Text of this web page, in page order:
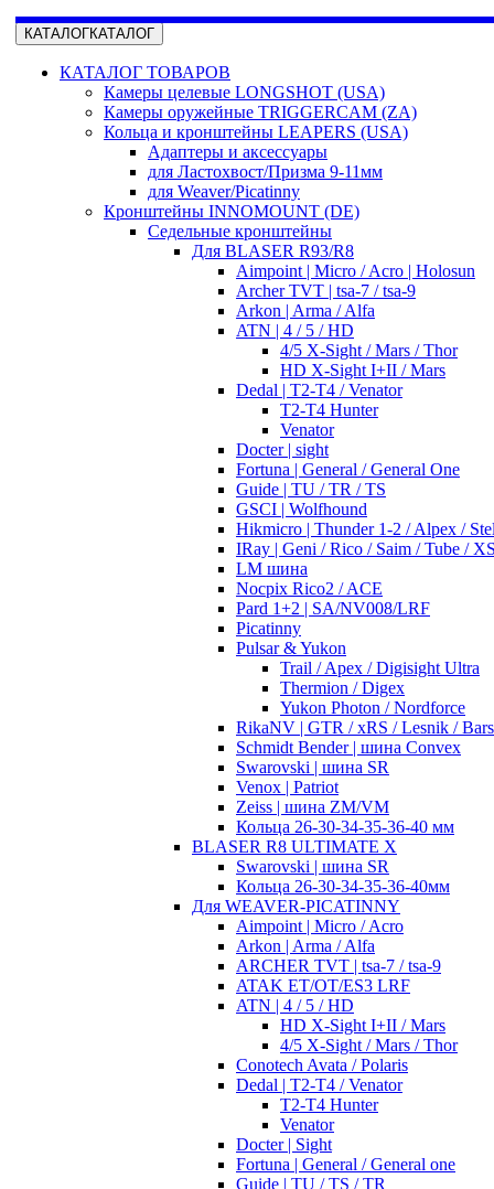
КАТАЛОГКАТАЛОГ
КАТАЛОГ ТОВАРОВ
Камеры целевые LONGSHOT (USA)
Камеры оружейные TRIGGERCAM (ZA)
Кольца и кронштейны LEAPERS (USA)
Адаптеры и аксессуары
для Ластохвост/Призма 9-11мм
для Weaver/Picatinny
Кронштейны INNOMOUNT (DE)
Седельные кронштейны
Для BLASER R93/R8
Aimpoint | Micro / Acro | Holosun
Archer TVT | tsa-7 / tsa-9
Arkon | Arma / Alfa
ATN | 4 / 5 / HD
4/5 X-Sight / Mars / Thor
HD X-Sight I+II / Mars
Dedal | T2-T4 / Venator
T2-T4 Hunter
Venator
Docter | sight
Fortuna | General / General One
Guide | TU / TR / TS
GSCI | Wolfhound
Hikmicro | Thunder 1-2 / Alpex /
IRay | Geni / Rico / Saim / Tube /
LM шина
Nocpix Rico2 / ACE
Pard 1+2 | SA/NV008/LRF
Picatinny
Pulsar & Yukon
Trail / Apex / Digisight Ultra
Thermion / Digex
Yukon Photon / Nordforce
RikaNV | GTR / xRS / Lesnik /
Schmidt Bender | шина Convex
Swarovski | шина SR
Venox | Patriot
Zeiss | шина ZM/VM
Кольца 26-30-34-35-36-40 мм
BLASER R8 ULTIMATE X
Swarovski | шина SR
Кольца 26-30-34-35-36-40мм
Для WEAVER-PICATINNY
Aimpoint | Micro / Acro
Arkon | Arma / Alfa
ARCHER TVT | tsa-7 / tsa-9
ATAK ET/OT/ES3 LRF
ATN | 4 / 5 / HD
HD X-Sight I+II / Mars
4/5 X-Sight / Mars / Thor
Conotech Avata / Polaris
Dedal | T2-T4 / Venator
T2-T4 Hunter
Venator
Docter | Sight
Fortuna | General / General one
Guide | TU / TS / TR